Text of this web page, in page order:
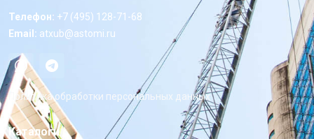
Телефон: +7 (495) 128-71-68
Email: atxub@astomi.ru
Политика обработки персональных данных
Каталоги